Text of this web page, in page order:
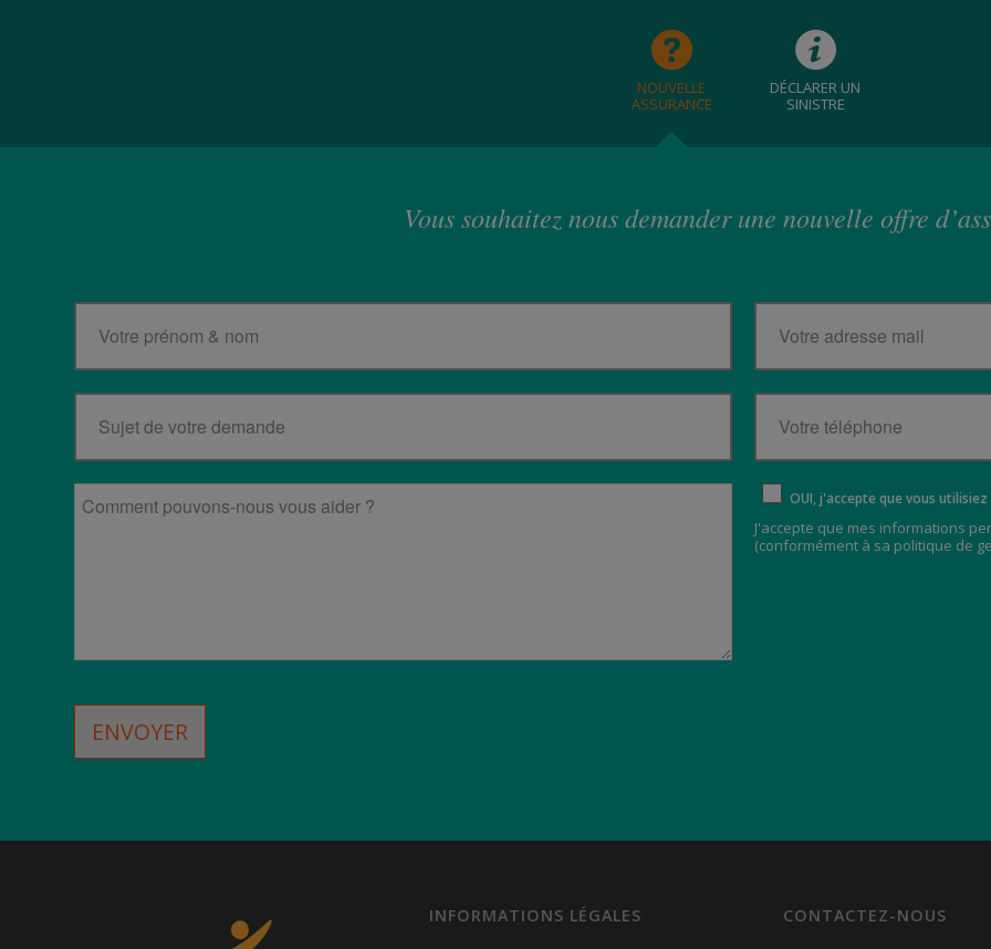
NOUVELLE
ASSURANCE
DÉCLARER UN
SINISTRE
Vous souhaitez nous demander une nouvelle offre
OUI, j'accepte que vous
J'accepte que mes informations
(conformément à sa politique de
ENVOYER
INFORMATIONS LÉGALES CONTACTEZ-NOUS